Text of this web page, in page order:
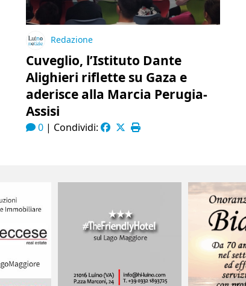
Redazione
Cuveglio, l’Istituto Dante
Alighieri riflette su Gaza e
aderisce alla Marcia Perugia-
Assisi
0 | Condividi: